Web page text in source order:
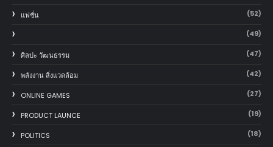
แฟชั่น (52)
(49)
ศิลปะ วัฒนธรรม (47)
พลังงาน สิ่งแวดล้อม (42)
ONLINE GAMES (27)
PRODUCT LAUNCE (19)
POLITICS (18)